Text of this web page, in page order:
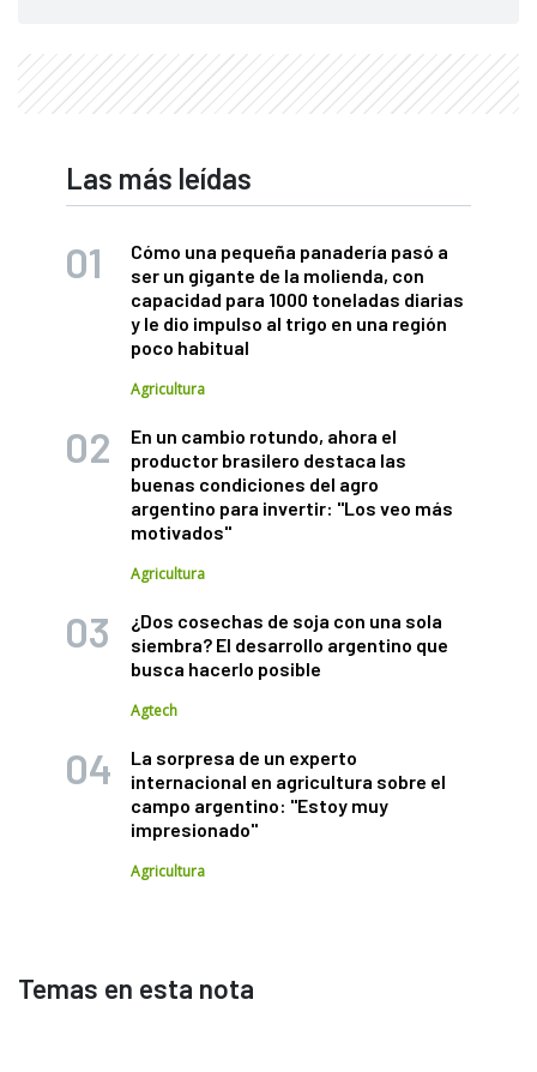
Las más leídas
Cómo una pequeña panadería pasó a
ser un gigante de la molienda, con
capacidad para 1000 toneladas diarias
y le dio impulso al trigo en una región
poco habitual
Agricultura
En un cambio rotundo, ahora el
productor brasilero destaca las
buenas condiciones del agro
argentino para invertir: "Los veo más
motivados"
Agricultura
¿Dos cosechas de soja con una sola
siembra? El desarrollo argentino que
busca hacerlo posible
Agtech
La sorpresa de un experto
internacional en agricultura sobre el
campo argentino: "Estoy muy
impresionado"
Agricultura
Temas en esta nota